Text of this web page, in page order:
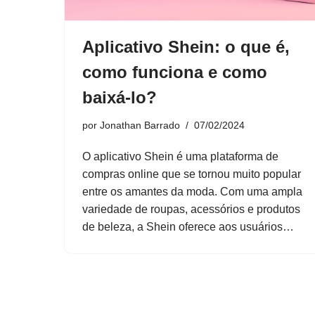
Aplicativo Shein: o que é,
como funciona e como
baixá-lo?
por Jonathan Barrado 07/02/2024
O aplicativo Shein é uma plataforma de
compras online que se tornou muito popular
entre os amantes da moda. Com uma ampla
variedade de roupas, acessórios e produtos
de beleza, a Shein oferece aos usuários…